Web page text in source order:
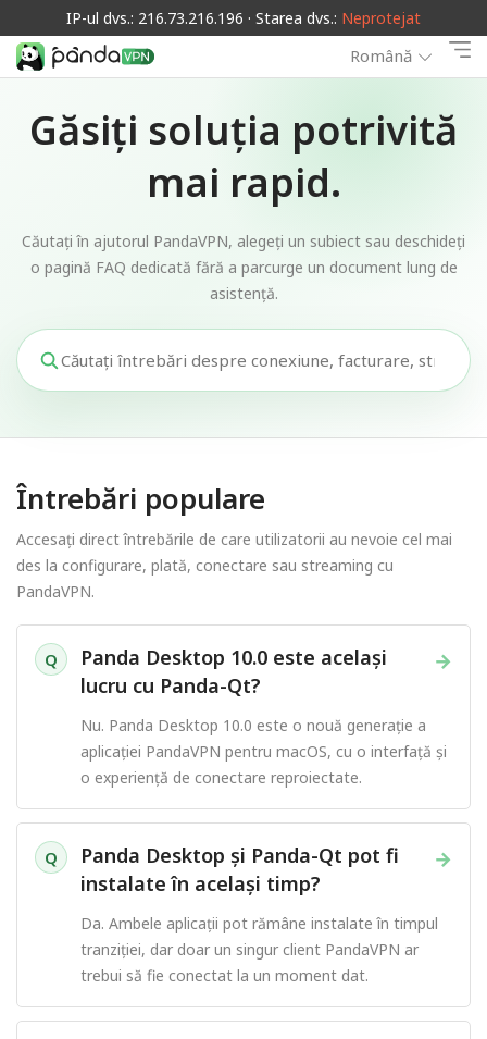
IP-ul dvs.: 216.73.216.196 · Starea dvs.: Neprotejat
Română
Găsiți soluția potrivită
mai rapid.
Căutați în ajutorul PandaVPN, alegeți un subiect sau deschideți
o pagină FAQ dedicată fără a parcurge un document lung de
asistență.
Întrebări populare
Accesați direct întrebările de care utilizatorii au nevoie cel mai
des la configurare, plată, conectare sau streaming cu
PandaVPN.
Q →
Panda Desktop 10.0 este același
lucru cu Panda-Qt?
Nu. Panda Desktop 10.0 este o nouă generație a
aplicației PandaVPN pentru macOS, cu o interfață și
o experiență de conectare reproiectate.
Q →
Panda Desktop și Panda-Qt pot fi
instalate în același timp?
Da. Ambele aplicații pot rămâne instalate în timpul
tranziției, dar doar un singur client PandaVPN ar
trebui să fie conectat la un moment dat.